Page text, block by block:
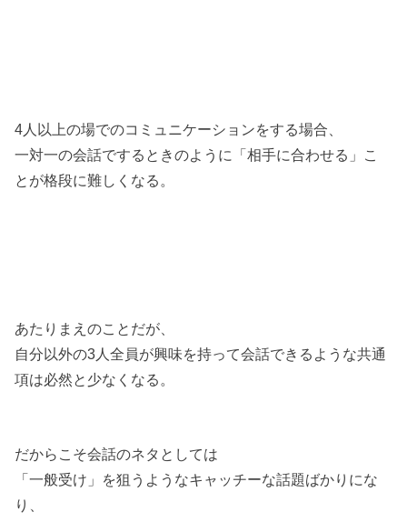
4人以上の場でのコミュニケーションをする場合、
一対一の会話でするときのように「相手に合わせる」こ
とが格段に難しくなる。
あたりまえのことだが、
自分以外の3人全員が興味を持って会話できるような共通
項は必然と少なくなる。
だからこそ会話のネタとしては
「一般受け」を狙うようなキャッチーな話題ばかりにな
り、